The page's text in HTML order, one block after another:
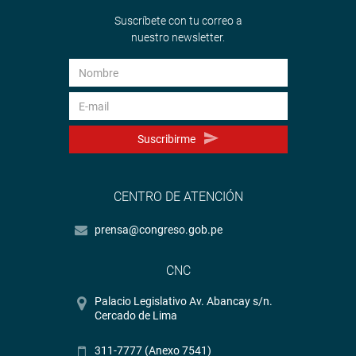
Sistema de Archivo Fotográfico (SAF):
http://www4.congreso.gob.pe/fotografia.asp
Suscríbete con tu correo a
nuestro newsletter.
Suscribirme
CENTRO DE ATENCIÓN
prensa@congreso.gob.pe
CNC
Palacio Legislativo Av. Abancay s/n.
Cercado de Lima
311-7777 (Anexo 7541)